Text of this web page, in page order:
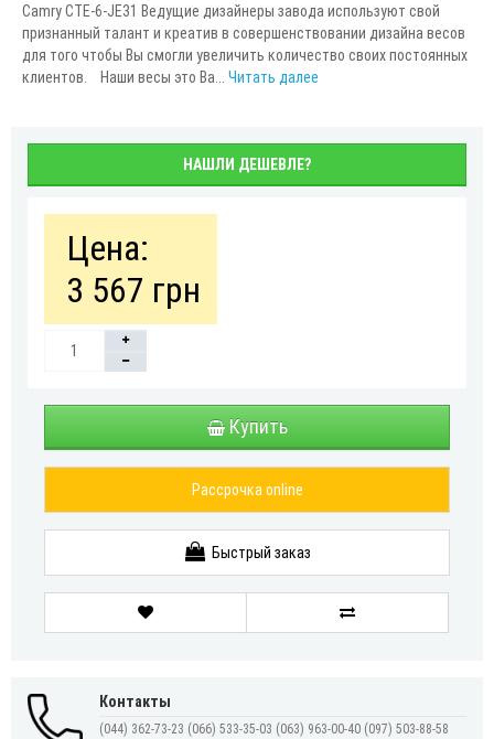
Camry CTE-6-JE31 Ведущие дизайнеры завода используют свой
признанный талант и креатив в совершенствовании дизайна весов
для того чтобы Вы смогли увеличить количество своих постоянных
клиентов. Наши весы это Ва... Читать далее
НАШЛИ ДЕШЕВЛЕ?
Цена:
3 567 грн
Купить
Рассрочка online
Быстрый заказ
Контакты
(044) 362-73-23 (066) 533-35-03 (063) 963-00-40 (097) 503-88-58